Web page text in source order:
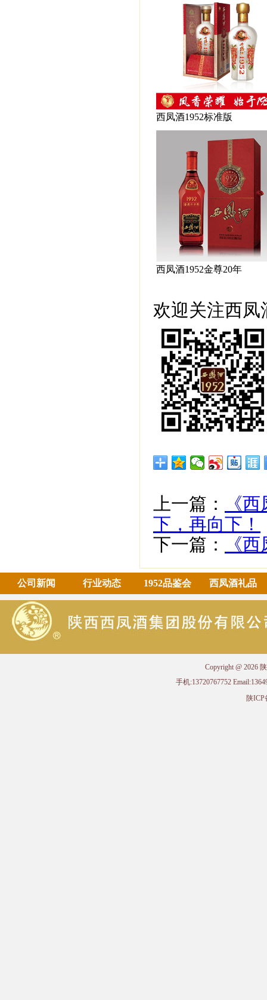
西凤酒1952标准版
西凤酒1952金尊20年
欢迎关注西凤
上一篇：
《
下，再向下！
下一篇：
《
公司新闻 行业动态 1952品鉴会 西凤酒礼品
Copyright @ 2026
手机:13720767752
陕ICP